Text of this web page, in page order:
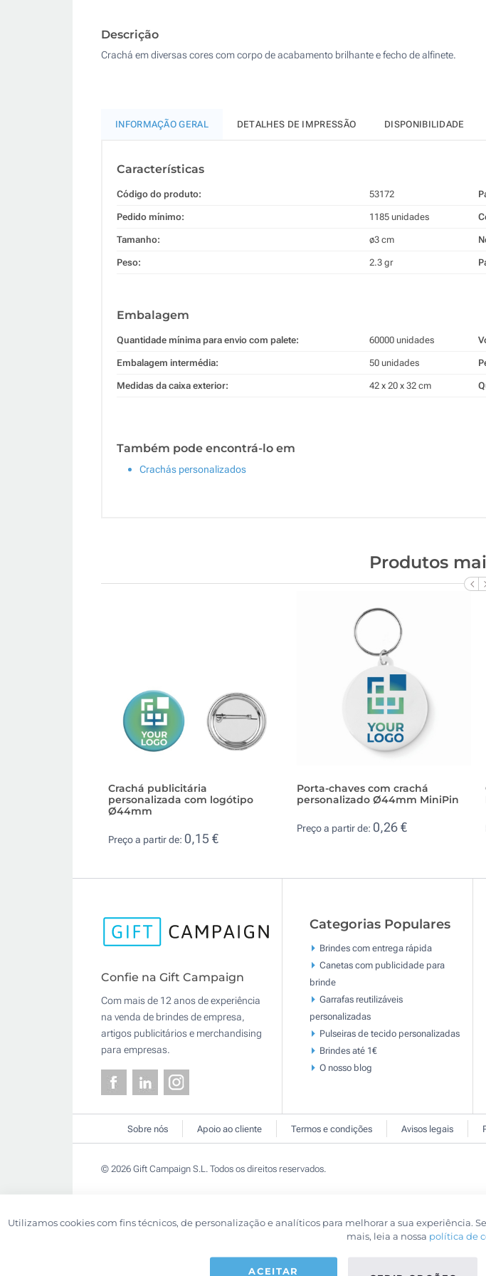
11850
Descrição
Crachá em diversas cores com corpo de acabamento brilhante e fecho de alfinete.
INFORMAÇÃO GERAL DETALHES DE IMPRESSÃO DISPONIBILIDADE
Características
Código do produto: 53172
Pedido mínimo: 1185 unidades
Tamanho: ø3 cm
Peso: 2.3 gr
Embalagem
Quantidade mínima para envio com palete: 60000 unidades
Embalagem intermédia: 50 unidades
Medidas da caixa exterior: 42 x 20 x 32 cm
Também pode encontrá-lo em
Crachás personalizados
Produtos
Crachá publicitária
personalizada com logótipo
Ø44mm
Preço a partir de: 0,15 €
Porta-chaves com crachá
personalizado Ø44mm MiniPin
Preço a partir de: 0,26 €
Confie na Gift Campaign
Com mais de 12 anos de experiência
na venda de brindes de empresa,
artigos publicitários e merchandising
para empresas.
Categorias Populares
Brindes com entrega rápida
Canetas com publicidade para
brinde
Garrafas reutilizáveis
personalizadas
Pulseiras de tecido personalizadas
Brindes até 1€
O nosso blog
Sobre nós Apoio ao cliente Termos e condições Avisos legais
© 2026 Gift Campaign S.L. Todos os direitos reservados.
Utilizamos cookies com fins técnicos, de personalização e analíticos para melhorar a sua experiência.
mais, leia a nossa política de
ACEITAR